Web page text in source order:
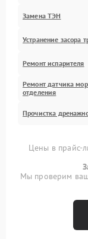
Замена ТЭН
Устранение засора
Ремонт испарителя
Ремонт датчика
отделения
Прочистка
Цены в прайс-
Мы проверим